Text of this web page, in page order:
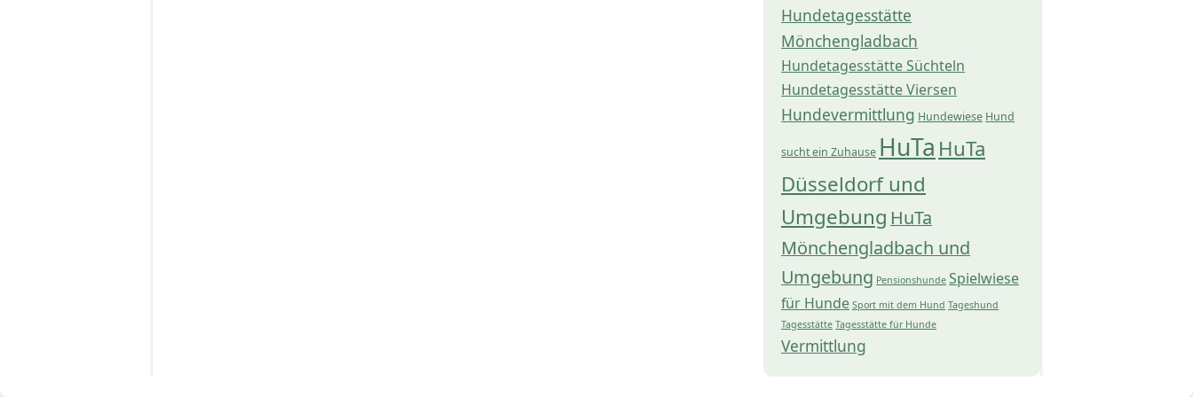
Hundetagesstätte
Mönchengladbach
Hundetagesstätte Süchteln
Hundetagesstätte Viersen
Hundevermittlung Hundewiese Hund
sucht ein Zuhause HuTa HuTa
Düsseldorf und
Umgebung HuTa
Mönchengladbach und
Umgebung Pensionshunde Spielwiese
für Hunde Sport mit dem Hund Tageshund
Tagesstätte Tagesstätte für Hunde
Vermittlung